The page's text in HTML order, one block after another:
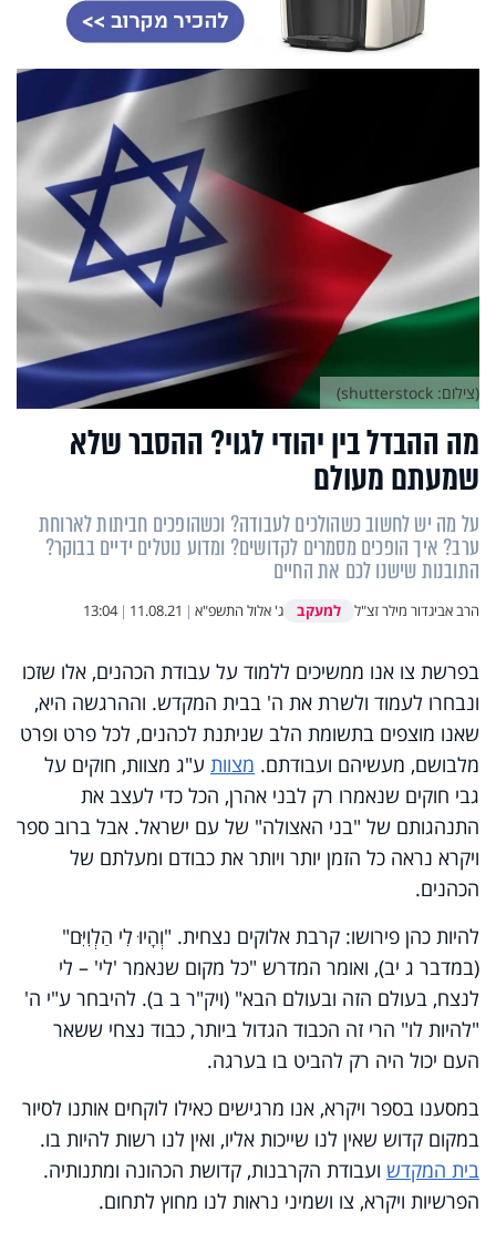
מה ההבדל בין יהודי לגוי? ההסבר שלא
שמעתם מעולם
על מה יש לחשוב כשהולכים לעבודה? וכשהופכים חביתות לארוחת
ערב? איך הופכים מסמרים לקדושים? ומדוע נוטלים ידיים בבוקר?
התובנות שישנו לכם את החיים
הרב אביגדור מילר זצ"ל למעקב ג' אלול התשפ"א |
11.08.21
|
13:04
(צילום: shutterstock)
בפרשת צו אנו ממשיכים ללמוד על עבודת הכהנים, אלו שזכו
ונבחרו לעמוד ולשרת את ה' בבית המקדש. וההרגשה היא,
שאנו מוצפים בתשומת הלב שניתנת לכהנים, לכל פרט ופרט
מלבושם, מעשיהם ועבודתם. מצוות ע"ג מצוות, חוקים על
גבי חוקים שנאמרו רק לבני אהרן, הכל כדי לעצב את
התנהגותם של "בני האצולה" של עם ישראל. אבל ברוב ספר
ויקרא נראה כל הזמן יותר ויותר את כבודם ומעלתם של
הכהנים.
להיות כהן פירושו: קרבת אלוקים נצחית. "וְהָיוּ לִי הַלְוִיִּם"
(במדבר ג יב), ואומר המדרש "כל מקום שנאמר 'לי' – לי
לנצח, בעולם הזה ובעולם הבא" (ויק"ר ב ב). להיבחר ע"י ה'
"להיות לו" הרי זה הכבוד הגדול ביותר, כבוד נצחי ששאר
העם יכול היה רק להביט בו בערגה.
במסענו בספר ויקרא, אנו מרגישים כאילו לוקחים אותנו לסיור
במקום קדוש שאין לנו שייכות אליו, ואין לנו רשות להיות בו.
בית המקדש ועבודת הקרבנות, קדושת הכהונה ומתנותיה.
הפרשיות ויקרא, צו ושמיני נראות לנו מחוץ לתחום.